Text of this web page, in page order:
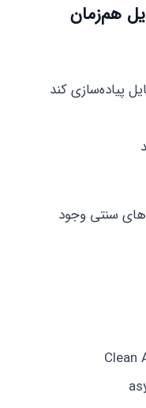
این سطح از Automation در IDEهای سنتی وجود